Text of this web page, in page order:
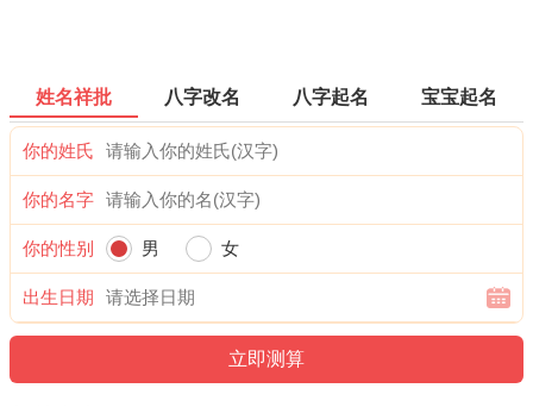
姓名祥批 八字改名 八字起名 宝宝起名
你的姓氏
你的名字
你的性别 男 女
出生日期